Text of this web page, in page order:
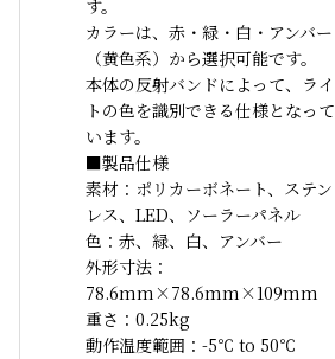
す。
カラーは、赤・緑・白・アンバー
（黄色系）から選択可能です。
本体の反射バンドによって、ライ
トの色を識別できる仕様となって
います。
■製品仕様
素材：ポリカーボネート、ステン
レス、LED、ソーラーパネル
色：赤、緑、白、アンバー
外形寸法：
78.6mm×78.6mm×109mm
重さ：0.25kg
動作温度範囲：-5℃ to 50℃